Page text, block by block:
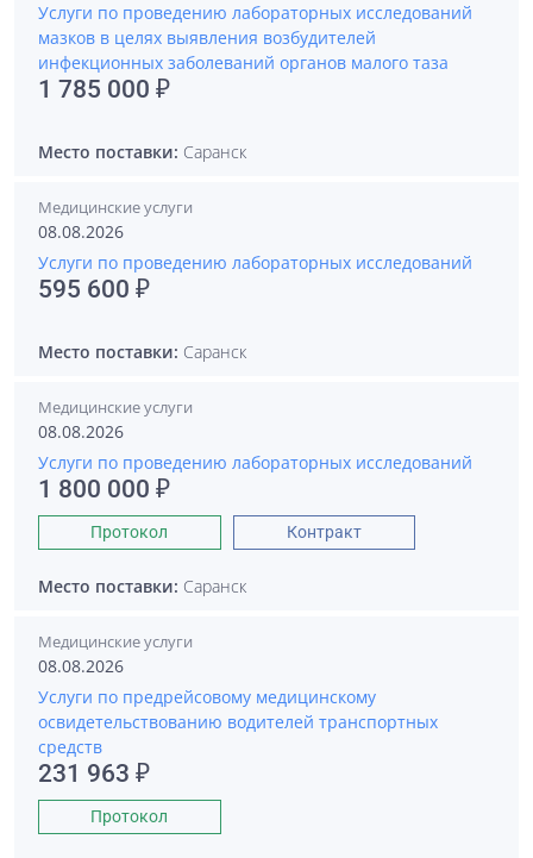
Услуги по проведению лабораторных исследований
мазков в целях выявления возбудителей
инфекционных заболеваний органов малого таза
1 785 000 ₽
Место поставки: Саранск
Медицинские услуги
08.08.2026
Услуги по проведению лабораторных исследований
595 600 ₽
Место поставки: Саранск
Медицинские услуги
08.08.2026
Услуги по проведению лабораторных исследований
1 800 000 ₽
Протокол Контракт
Место поставки: Саранск
Медицинские услуги
08.08.2026
Услуги по предрейсовому медицинскому
освидетельствованию водителей транспортных
средств
231 963 ₽
Протокол